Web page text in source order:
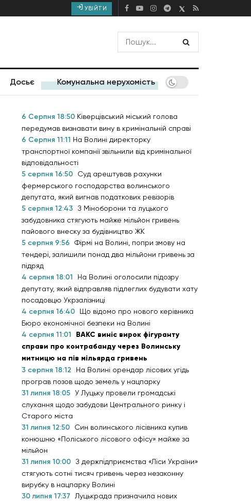
УВІЙТИ
Досьє Комунальна нерухомість
6 Серпня 18:50 Ківерцівський міський голова
передумав визнавати вину в кримінальній справі
6 Серпня 11:11 На Волині директорку
транспортної компанії звільнили від кримінальної
відповідальності
5 серпня 16:50
Суд арештував рахунки
фермерського господарства волинського
депутата, який вигнав податкових ревізорів
5 серпня 12:43 З Міноборони та луцького
забудовника стягують майже мільйон гривень
пайового внеску за будівництво ЖК
5 серпня 9:56
Фірмі на Волині, попри змову на
тендері, залишили понад два мільйони гривень за
підряд
4 серпня 18:01
На Волині оголосили підозру
депутату, який відправляв підлеглих будувати хату
посадовцю Укрзалізниці
4 серпня 16:40
Що відомо про нового керівника
Бюро економічної безпеки на Волині
4 серпня 11:01
ВАКС виніс вирок фігуранту
справи про контрабанду через Волинську
митницю на пів мільярда гривень
3 серпня 18:12
На Волині орендар лісових угідь
програв позов щодо земель у нацпарку
31 липня 18:05 У Луцьку провели громадські
слухання щодо забудови Центрального ринку і
Старого міста
31 липня 12:50
Син волинського лісівника купив
конюшню «Поліського лісового офісу» майже за
мільйон
31 липня 10:00 З держпідприємства «Ліси України»
стягують сотні тисяч гривень через незаконну
вирубку в нацпарку Волині
30 липня 17:37
Луцькрада призначила нових